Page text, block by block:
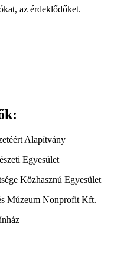
az érdeklődőket.
Alapítvány
Egyesület
Közhasznú Egyesület
Múzeum Nonprofit Kft.